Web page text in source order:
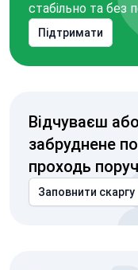
стабільно та без
Підтримати
Відчуваєш
забруднене
проходь
Заповнити скаргу